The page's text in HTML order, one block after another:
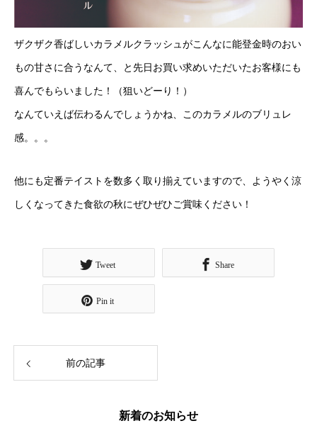
ザクザク香ばしいカラメルクラッシュがこんなに能登金時のおい
もの甘さに合うなんて、と先日お買い求めいただいたお客様にも
喜んでもらいました！（狙いどーり！）
なんていえば伝わるんでしょうかね、このカラメルのブリュレ
感。。。
他にも定番テイストを数多く取り揃えていますので、ようやく涼
しくなってきた食欲の秋にぜひぜひご賞味ください！
Tweet Share
Pin it
前の記事
新着のお知らせ